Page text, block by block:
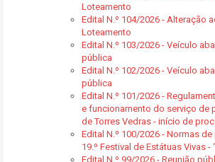
Loteamento
Edital N.º 104/2026 - Alteração
Loteamento
Edital N.º 103/2026 - Veículo
pública
Edital N.º 102/2026 - Veículo
pública
Edital N.º 101/2026 -
e funcionamento do serviço de
de Torres Vedras - início de
Edital N.º 100/2026 - Normas
19.º Festival de Estátuas Vivas -
Edital N.º 99/2026 - Reunião